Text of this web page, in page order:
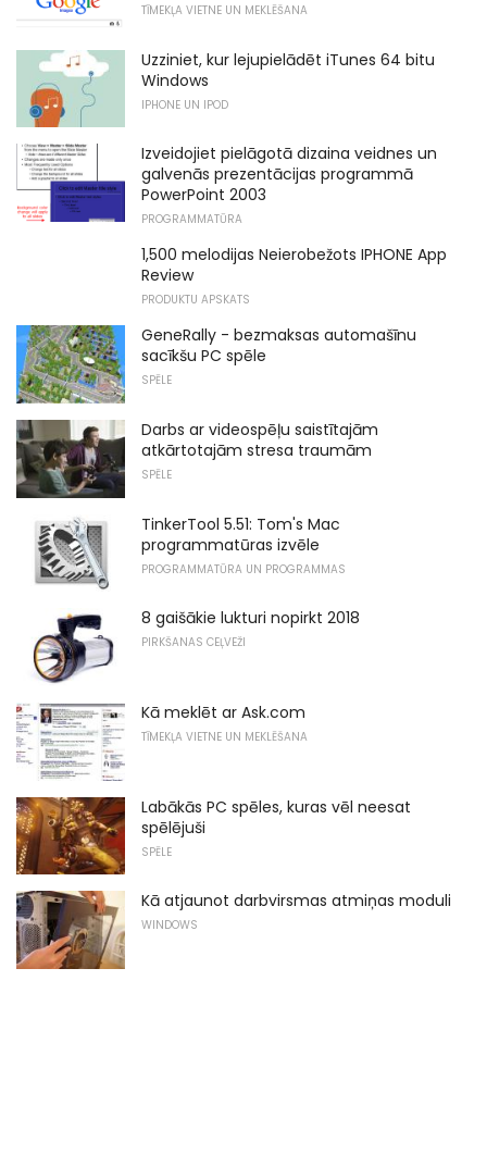
TĪMEKĻA VIETNE UN MEKLĒŠANA
Uzziniet, kur lejupielādēt iTunes 64 bitu
Windows
IPHONE UN IPOD
Izveidojiet pielāgotā dizaina veidnes un
galvenās prezentācijas programmā
PowerPoint 2003
PROGRAMMATŪRA
1,500 melodijas Neierobežots IPHONE App
Review
PRODUKTU APSKATS
GeneRally - bezmaksas automašīnu
sacīkšu PC spēle
SPĒLE
Darbs ar videospēļu saistītajām
atkārtotajām stresa traumām
SPĒLE
TinkerTool 5.51: Tom's Mac
programmatūras izvēle
PROGRAMMATŪRA UN PROGRAMMAS
8 gaišākie lukturi nopirkt 2018
PIRKŠANAS CEĻVEŽI
Kā meklēt ar Ask.com
TĪMEKĻA VIETNE UN MEKLĒŠANA
Labākās PC spēles, kuras vēl neesat
spēlējuši
SPĒLE
Kā atjaunot darbvirsmas atmiņas moduli
WINDOWS